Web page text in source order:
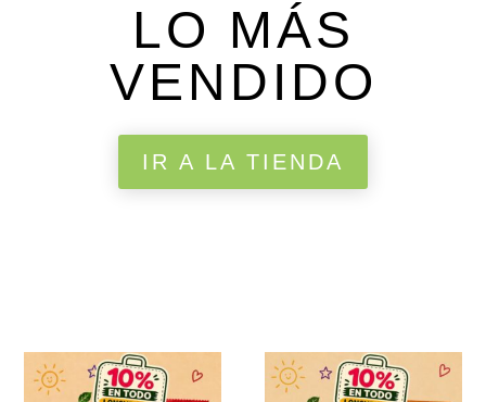
LO MÁS
VENDIDO
IR A LA TIENDA
¡Oferta! ¡Oferta!